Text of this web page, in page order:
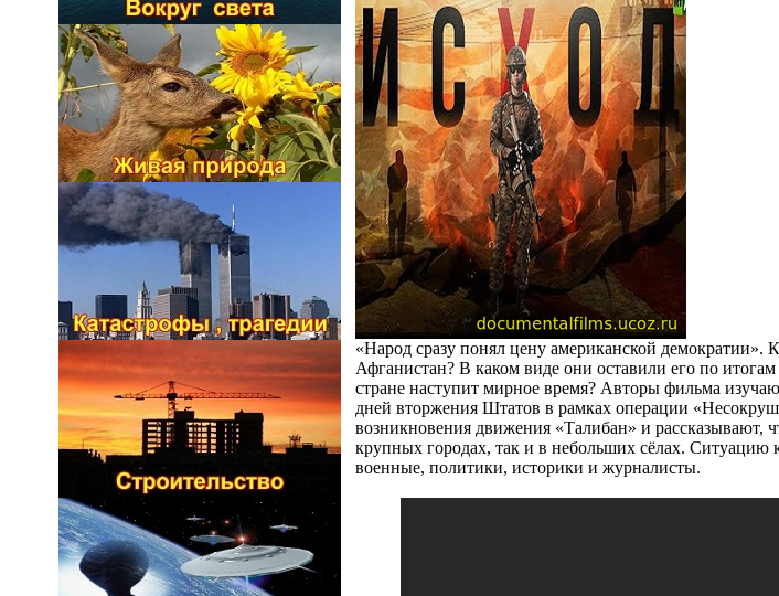
«Народ сразу понял цену американской
Афганистан? В каком виде они оставили его по
стране наступит мирное время? Авторы фильма
дней вторжения Штатов в рамках операции
возникновения движения «Талибан» и рассказывают,
крупных городах, так и в небольших сёлах.
военные, политики, историки и журналисты.